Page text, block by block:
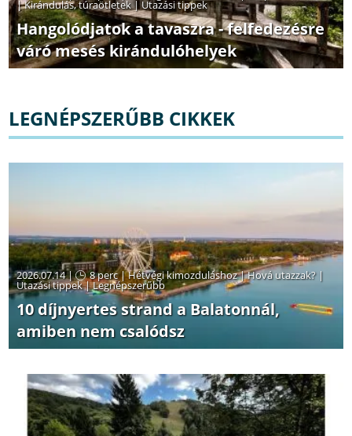
|Kirándulás, túraötletek|Utazási tippek
Hangolódjatok a tavaszra - felfedezésre
váró mesés kirándulóhelyek
LEGNÉPSZERŰBB CIKKEK
2026.07.14 | 8 perc|Hétvégi kimozduláshoz|Hová utazzak? |
Utazási tippek|Legnépszerűbb
10 díjnyertes strand a Balatonnál,
amiben nem csalódsz